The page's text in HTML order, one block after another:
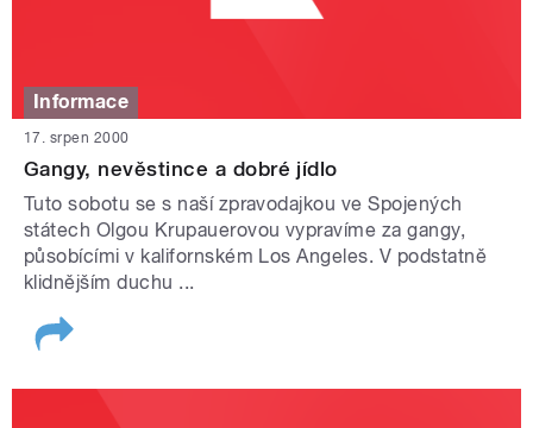
Informace
17. srpen 2000
Gangy, nevěstince a dobré jídlo
Tuto sobotu se s naší zpravodajkou ve Spojených
státech Olgou Krupauerovou vypravíme za gangy,
působícími v kalifornském Los Angeles. V podstatně
klidnějším duchu ...